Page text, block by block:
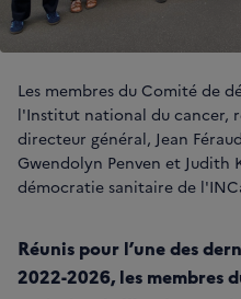
Les membres du Comité de
l'Institut national du cancer,
directeur général, Jean
Gwendolyn Penven et Judith
démocratie sanitaire de
Réunis pour l’une des
2022-2026, les membres